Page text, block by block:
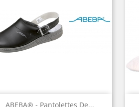
ABEBA® - Pantolettes De...
Aperçu rapide